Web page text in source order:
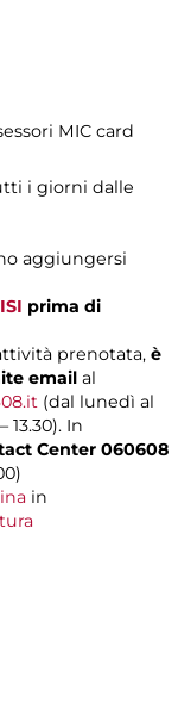
MIC card
i giorni dalle
aggiungersi
prima di
prenotata, è
email al
(dal lunedì al
13.30). In
Center 060608
in